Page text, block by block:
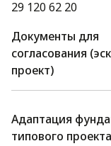
29 120 62 20
Документы для
согласования
проект)
Адаптация
типового